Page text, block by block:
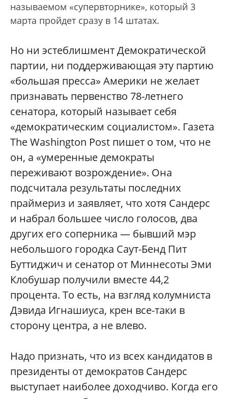
называемом «супервторнике», который 3
марта пройдет сразу в 14 штатах.
Но ни эстеблишмент Демократической
партии, ни поддерживающая эту партию
«большая пресса» Америки не желает
признавать первенство 78-летнего
сенатора, который называет себя
«демократическим социалистом». Газета
The Washington Post пишет о том, что не
он, а «умеренные демократы
переживают возрождение». Она
подсчитала результаты последних
праймериз и заявляет, что хотя Сандерс
и набрал большее число голосов, два
других его соперника — бывший мэр
небольшого городка Саут-Бенд Пит
Буттиджич и сенатор от Миннесоты Эми
Клобушар получили вместе 44,2
процента. То есть, на взгляд колумниста
Дэвида Игнашиуса, крен все-таки в
сторону центра, а не влево.
Надо признать, что из всех кандидатов в
президенты от демократов Сандерс
выступает наиболее доходчиво. Когда его